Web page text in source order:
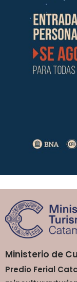
Ministerio de
Predio Ferial